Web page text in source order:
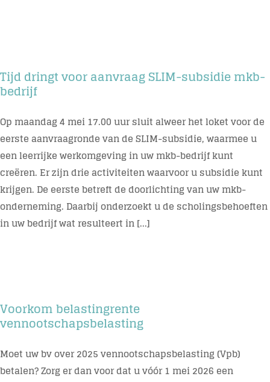
Tijd dringt voor aanvraag SLIM-subsidie mkb-
bedrijf
Op maandag 4 mei 17.00 uur sluit alweer het loket voor de
eerste aanvraagronde van de SLIM-subsidie, waarmee u
een leerrijke werkomgeving in uw mkb-bedrijf kunt
creëren. Er zijn drie activiteiten waarvoor u subsidie kunt
krijgen. De eerste betreft de doorlichting van uw mkb-
onderneming. Daarbij onderzoekt u de scholingsbehoeften
in uw bedrijf wat resulteert in [...]
Voorkom belastingrente
vennootschapsbelasting
Moet uw bv over 2025 vennootschapsbelasting (Vpb)
betalen? Zorg er dan voor dat u vóór 1 mei 2026 een